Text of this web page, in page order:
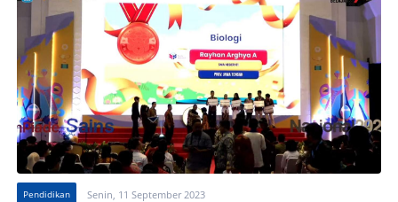
Pendidikan Senin, 11 September 2023